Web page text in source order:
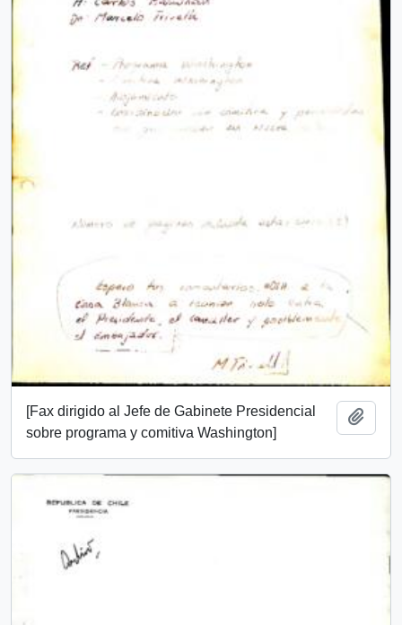
[Fax dirigido al Jefe de Gabinete Presidencial
sobre programa y comitiva Washington]